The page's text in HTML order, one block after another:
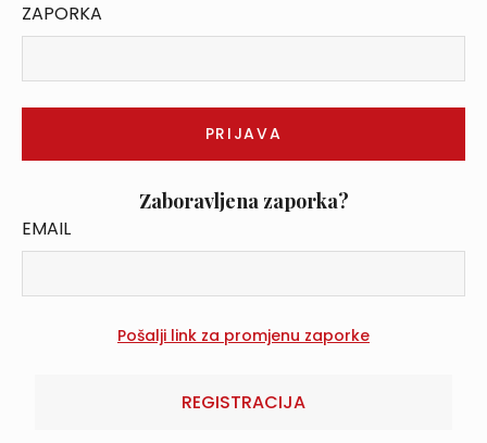
ZAPORKA
Zaboravljena zaporka?
EMAIL
REGISTRACIJA